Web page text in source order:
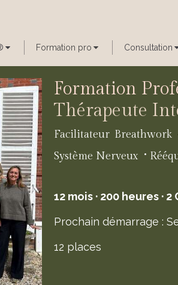
Formation pro Consultation
Formation
Thérapeute
Facilitateur Breathwork
Système Nerveux ·
12 mois · 200 heures ·
Prochain démarrage :
12 places